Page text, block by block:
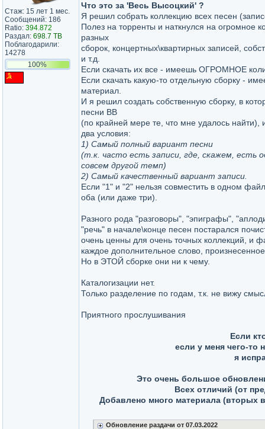
Стаж: 15 лет 1 мес.
Сообщений: 186
Ratio: 394.872
Раздал: 698.7 TB
Поблагодарили:
14278
100%
Что это за 'Весь Высоцкий' ?
Я решил собрать коллекцию всех песен
Полез на торренты и наткнулся на огромное
разных
сборок, концертных\квартирных записей,
и т.д.
Если скачать их все - имеешь ОГРОМНОЕ
Если скачать какую-то отдельную сборку -
материал.
И я решил создать собственную сборку, в
песни ВВ
(по крайней мере те, что мне удалось найти),
два условия:
1) Самый полный вариант песни
(т.к. часто есть записи, где, скажем, есть
совсем другой темп)
2) Самый качественный вариант записи.
Если "1" и "2" нельзя совместить в одном
оба (или даже три).
Разного рода "разговоры", "эпиграфы",
"речь" в начале\конце песен постарался
очень ценны для очень точных коллекций, и
каждое дополнительное слово,
Но в ЭТОЙ сборке они ни к чему.
Каталогизации нет.
Только разделение по годам, т.к. не вижу
Приятного прослушивания
Если
если у меня чего-то
я
Это очень большое
Всех отличий (от
Добавлено много материала (вторых
Обновление раздачи от 07.03.2022